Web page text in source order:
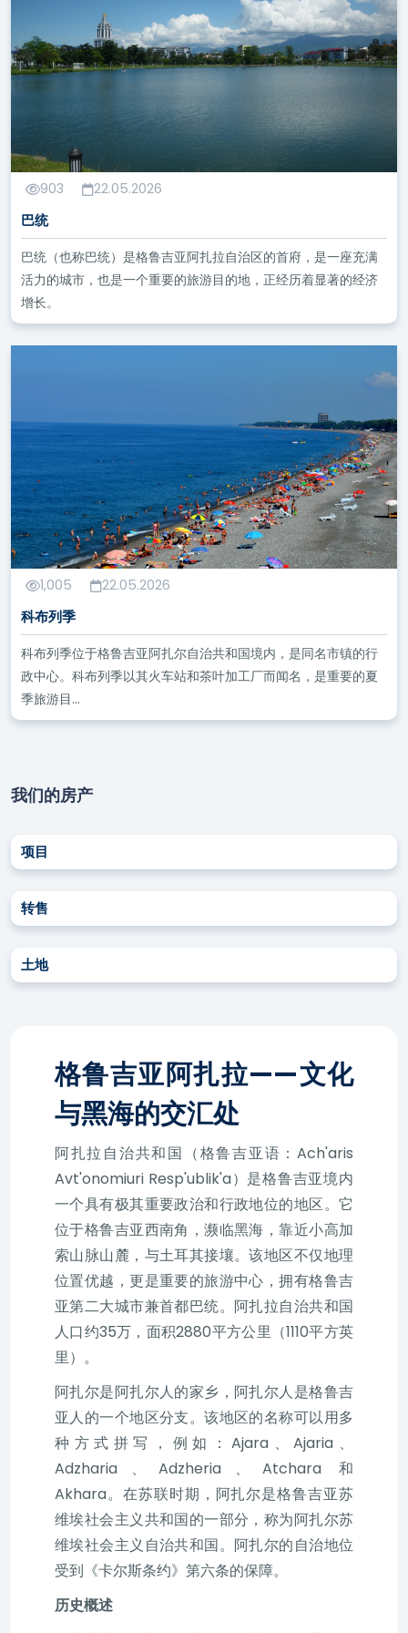
903 22.05.2026
巴统
巴统（也称巴统）是格鲁吉亚阿扎拉自治区的首府，是一座充满
活力的城市，也是一个重要的旅游目的地，正经历着显著的经济
增长。
1,005 22.05.2026
科布列季
科布列季位于格鲁吉亚阿扎尔自治共和国境内，是同名市镇的行
政中心。科布列季以其火车站和茶叶加工厂而闻名，是重要的夏
季旅游目...
我们的房产
项目
转售
土地
格鲁吉亚阿扎拉——文化
与黑海的交汇处
阿扎拉自治共和国（格鲁吉亚语：Ach'aris
Avt'onomiuri Resp'ublik'a）是格鲁吉亚境内
一个具有极其重要政治和行政地位的地区。它
位于格鲁吉亚西南角，濒临黑海，靠近小高加
索山脉山麓，与土耳其接壤。该地区不仅地理
位置优越，更是重要的旅游中心，拥有格鲁吉
亚第二大城市兼首都巴统。阿扎拉自治共和国
人口约35万，面积2880平方公里（1110平方英
里）。
阿扎尔是阿扎尔人的家乡，阿扎尔人是格鲁吉
亚人的一个地区分支。该地区的名称可以用多
种方式拼写，例如：Ajara、Ajaria、
Adzharia、Adzheria、Atchara 和
Akhara。在苏联时期，阿扎尔是格鲁吉亚苏
维埃社会主义共和国的一部分，称为阿扎尔苏
维埃社会主义自治共和国。阿扎尔的自治地位
受到《卡尔斯条约》第六条的保障。
历史概述